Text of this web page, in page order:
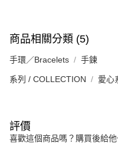
商品相關分類 (5)
手環／Bracelets 手鍊
系列 / COLLECTION 愛心
評價
喜歡這個商品嗎？購買後給